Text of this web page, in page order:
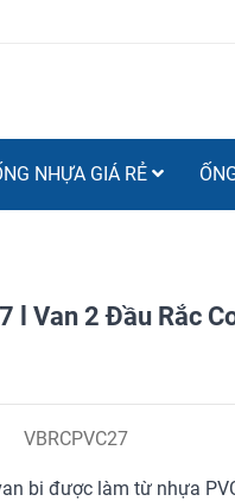
NHỰA GIÁ RẺ
l Van 2 Đầu Rắc
VBRCPVC27
bi được làm từ nhựa